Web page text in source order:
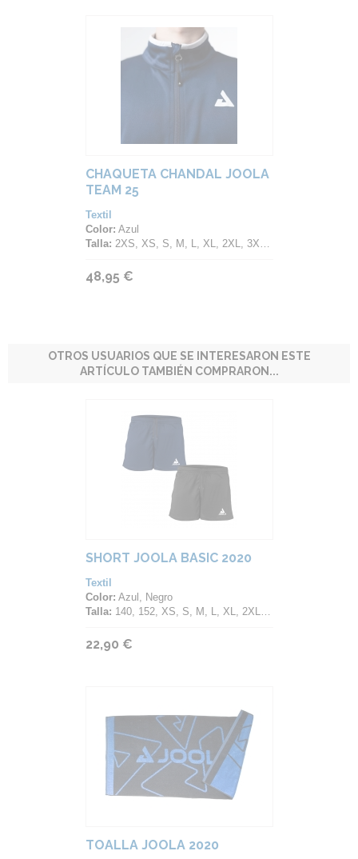
CHAQUETA CHANDAL JOOLA
TEAM 25
Textil
Color: Azul
Talla: 2XS, XS, S, M, L, XL, 2XL, 3XL, 4XL, 5XL
48,95 €
OTROS USUARIOS QUE SE INTERESARON ESTE
ARTÍCULO TAMBIÉN COMPRARON...
SHORT JOOLA BASIC 2020
Textil
Color: Azul, Negro
Talla: 140, 152, XS, S, M, L, XL, 2XL, 3XL, 4XL, 5XL
22,90 €
TOALLA JOOLA 2020